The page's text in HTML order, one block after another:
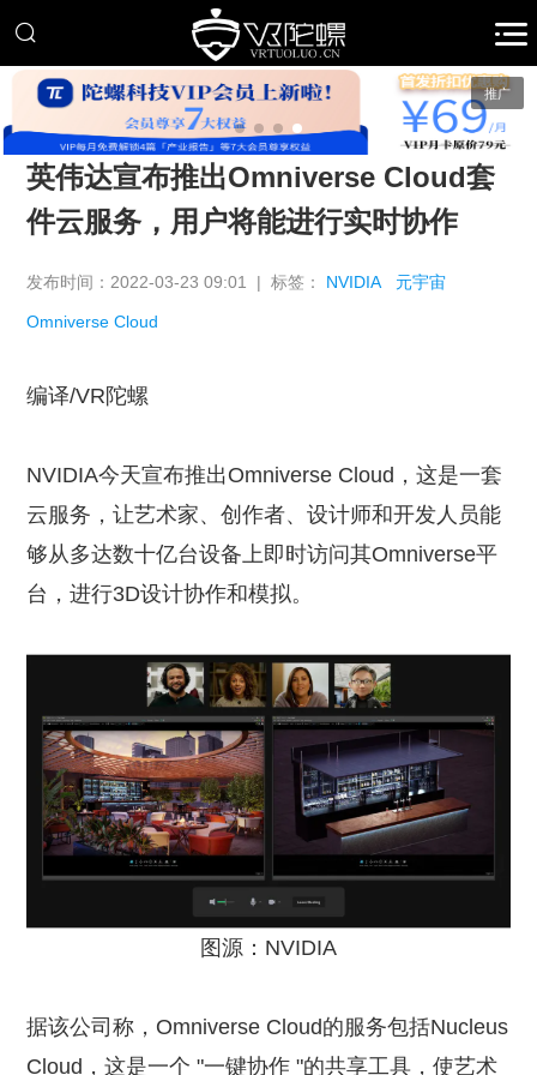
推广
英伟达宣布推出Omniverse Cloud套
件云服务，用户将能进行实时协作
发布时间：2022-03-23 09:01 | 标签： NVIDIA 元宇宙
Omniverse Cloud
编译/VR陀螺
NVIDIA今天宣布推出Omniverse Cloud，这是一套
云服务，让艺术家、创作者、设计师和开发人员能
够从多达数十亿台设备上即时访问其Omniverse平
台，进行3D设计协作和模拟。
图源：NVIDIA
据该公司称，Omniverse Cloud的服务包括Nucleus
Cloud，这是一个 "一键协作 "的共享工具，使艺术